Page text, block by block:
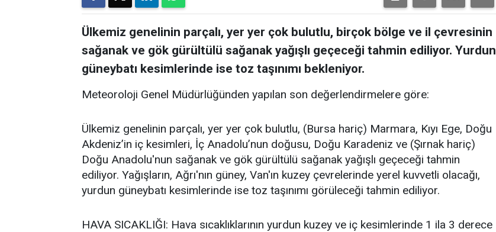
Ülkemiz genelinin parçalı, yer yer çok bulutlu, birçok bölge ve il çevresinin
sağanak ve gök gürültülü sağanak yağışlı geçeceği tahmin ediliyor. Yurdun
güneybatı kesimlerinde ise toz taşınımı bekleniyor.
Meteoroloji Genel Müdürlüğünden yapılan son değerlendirmelere göre:
Ülkemiz genelinin parçalı, yer yer çok bulutlu, (Bursa hariç) Marmara, Kıyı Ege, Doğu
Akdeniz’in iç kesimleri, İç Anadolu’nun doğusu, Doğu Karadeniz ve (Şırnak hariç)
Doğu Anadolu'nun sağanak ve gök gürültülü sağanak yağışlı geçeceği tahmin
ediliyor. Yağışların, Ağrı'nın güney, Van'ın kuzey çevrelerinde yerel kuvvetli olacağı,
yurdun güneybatı kesimlerinde ise toz taşınımı görüleceği tahmin ediliyor.
HAVA SICAKLIĞI: Hava sıcaklıklarının yurdun kuzey ve iç kesimlerinde 1 ila 3 derece